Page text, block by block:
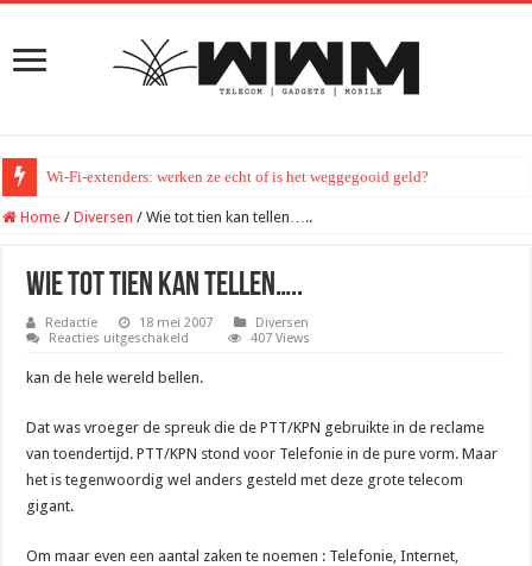
Wi-Fi-extenders: werken ze echt of is het weggegooid geld?
Home / Diversen / Wie tot tien kan tellen…..
Wie tot tien kan tellen…..
Redactie 18 mei 2007
Diversen
Reacties uitgeschakeld
tien
407 Views
kan de hele wereld bellen.
Dat was vroeger de spreuk die de PTT/KPN gebruikte in de reclame
van toendertijd. PTT/KPN stond voor Telefonie in de pure vorm. Maar
het is tegenwoordig wel anders gesteld met deze grote telecom
gigant.
Om maar even een aantal zaken te noemen : Telefonie, Internet,